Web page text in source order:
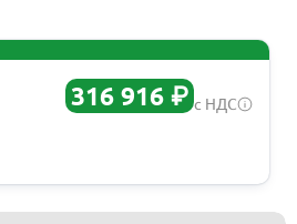
316 916 ₽ с НДС